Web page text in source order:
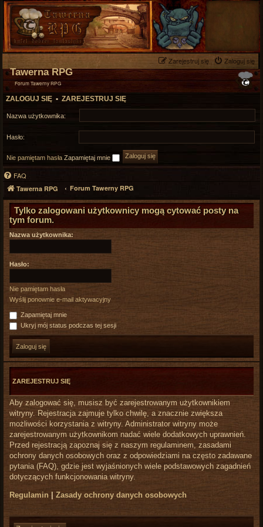
Zaloguj się
Zarejestruj się
Tawerna RPG
Forum Tawerny RPG
ZALOGUJ SIĘ • ZAREJESTRUJ SIĘ
Nazwa użytkownika:
Hasło:
Nie pamiętam hasła Zapamiętaj mnie
FAQ
Tawerna RPG Forum Tawerny RPG
Tylko zalogowani użytkownicy mogą cytować posty na
tym forum.
Nazwa użytkownika:
Hasło:
Nie pamiętam hasła
Wyślij ponownie e-mail aktywacyjny
Zapamiętaj mnie
Ukryj mój status podczas tej sesji
ZAREJESTRUJ SIĘ
Aby zalogować się, musisz być zarejestrowanym użytkownikiem
witryny. Rejestracja zajmuje tylko chwilę, a znacznie zwiększa
możliwości korzystania z witryny. Administrator witryny może
zarejestrowanym użytkownikom nadać wiele dodatkowych uprawnień.
Przed rejestracją zapoznaj się z naszym regulaminem, zasadami
ochrony danych osobowych oraz z odpowiedziami na często zadawane
pytania (FAQ), gdzie jest wyjaśnionych wiele podstawowych zagadnień
dotyczących funkcjonowania witryny.
Regulamin Zasady ochrony danych osobowych